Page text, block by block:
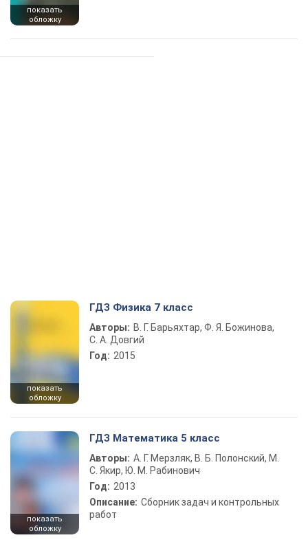
показать
обложку
показать
обложку
ГДЗ Физика 7 класс
Авторы: В. Г. Барьяхтар, Ф. Я. Божинова,
С. А. Довгий
Год: 2015
показать
обложку
ГДЗ Математика 5 класс
Авторы: А. Г. Мерзляк, В. Б. Полонский, М.
С. Якир, Ю. М. Рабинович
Год: 2013
Описание: Сборник задач и контрольных
работ